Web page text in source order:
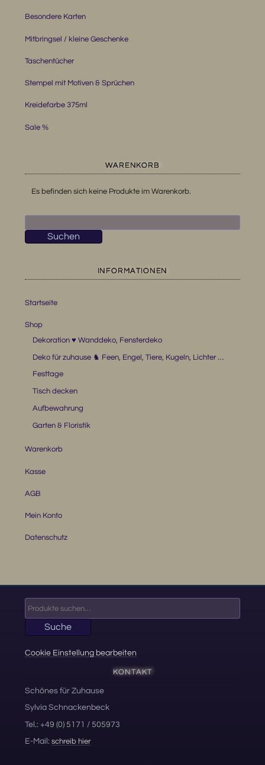
Besondere Karten
Mitbringsel / kleine Geschenke
Taschentücher
Stempel mit Motiven & Sprüchen
Kreidefarbe 375ml
Sale %
WARENKORB
Es befinden sich keine Produkte im Warenkorb.
nach:
Suchen
INFORMATIONEN
Startseite
Shop
Dekoration ♥ Wanddeko, Fensterdeko
Deko für zuhause ♞ Feen, Engel, Tiere, Kugeln, Lichter …
Festtage
Tisch decken
Aufbewahrung
Garten & Floristik
Warenkorb
Kasse
AGB
Mein Konto
Datenschutz
nach:
Suche
Cookie Einstellung bearbeiten
KONTAKT
Schönes für Zuhause
Sylvia Schnackenbeck
Tel.: +49 (0) 5171 / 505973
E-Mail:schreib hier